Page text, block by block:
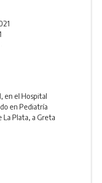
en el Hospital
en Pediatría
La Plata, a Greta